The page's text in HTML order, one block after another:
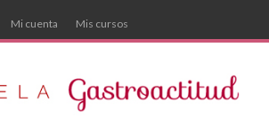
Mi cuenta Mis cursos